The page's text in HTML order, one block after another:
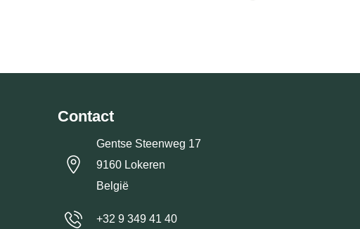
Contact
Gentse Steenweg 17
9160 Lokeren
België
+32 9 349 41 40